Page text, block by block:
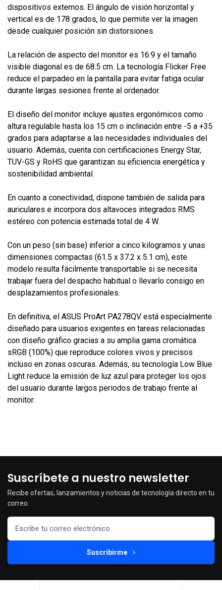
dispositivos externos. El ángulo de visión horizontal y
vertical es de 178 grados, lo que permite ver la imagen
desde cualquier posición sin distorsiones.
La relación de aspecto del monitor es 16:9 y el tamaño
visible diagonal es de 68.5 cm. La tecnología Flicker Free
reduce el parpadeo en la pantalla para evitar fatiga ocular
durante largas sesiones frente al ordenador.
El diseño del monitor incluye ajustes ergonómicos como
altura regulable hasta los 15 cm o inclinación entre -5 a +35
grados para adaptarse a las necesidades individuales del
usuario. Además, cuenta con certificaciones Energy Star,
TUV-GS y RoHS que garantizan su eficiencia energética y
sostenibilidad ambiental.
En cuanto a conectividad, dispone también de salida para
auriculares e incorpora dos altavoces integrados RMS
estéreo con potencia estimada total de 4 W.
Con un peso (sin base) inferior a cinco kilogramos y unas
dimensiones compactas (61.5 x 37.2 x 5.1 cm), este
modelo resulta fácilmente transportable si se necesita
trabajar fuera del despacho habitual o llevarlo consigo en
desplazamientos profesionales.
En definitiva, el ASUS ProArt PA278QV está especialmente
diseñado para usuarios exigentes en tareas relacionadas
con diseño gráfico gracias a su amplia gama cromática
sRGB (100%) que reproduce colores vivos y precisos
incluso en zonas oscuras. Además, su tecnología Low Blue
Light reduce la emisión de luz azul para proteger los ojos
del usuario durante largos periodos de trabajo frente al
monitor.
Suscríbete a nuestro newsletter
Recibe ofertas, lanzamientos y noticias de tecnología directo en tu
correo.
Suscribirme